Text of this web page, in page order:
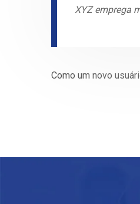
XYZ emprega
Como um novo